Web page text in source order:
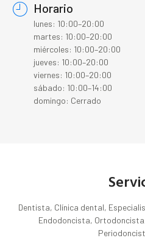
Horario
lunes: 10:00–20:00
martes: 10:00–20:00
miércoles: 10:00–20:00
jueves: 10:00–20:00
viernes: 10:00–20:00
sábado: 10:00–14:00
domingo: Cerrado
Dentista, Clínica dental,
Endodoncista,